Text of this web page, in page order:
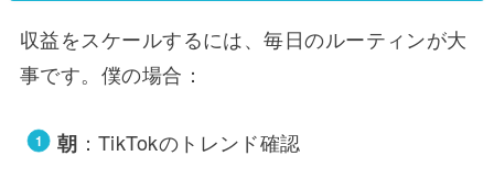
収益をスケールするには、毎日のルーティンが大
事です。僕の場合：
朝 ：TikTokのトレンド確認